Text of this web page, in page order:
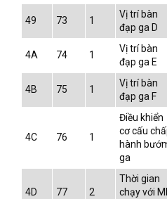
49 73 1
Vị trí bàn
đạp ga D
4A 74 1
Vị trí bàn
đạp ga E
4B 75 1
Vị trí bàn
đạp ga F
4C 76 1
Điều khiển
cơ cấu
hành
ga
4D 77 2
Thời gian
chạy với